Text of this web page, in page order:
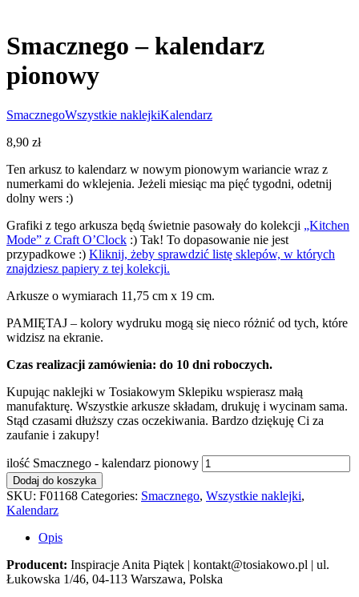
Smacznego – kalendarz
pionowy
SmacznegoWszystkie naklejkiKalendarz
8,90 zł
Ten arkusz to kalendarz w nowym pionowym wariancie wraz z
numerkami do wklejenia. Jeżeli miesiąc ma pięć tygodni, odetnij
dolny wers :)
Grafiki z tego arkusza będą świetnie pasowały do kolekcji „Kitchen
Mode” z Craft O’Clock :) Tak! To dopasowanie nie jest
przypadkowe :) Kliknij, żeby sprawdzić listę sklepów, w których
znajdziesz papiery z tej kolekcji.
Arkusze o wymiarach 11,75 cm x 19 cm.
PAMIĘTAJ – kolory wydruku mogą się nieco różnić od tych, które
widzisz na ekranie.
Czas realizacji zamówienia: do 10 dni roboczych.
Kupując naklejki w Tosiakowym Sklepiku wspierasz małą
manufakturę. Wszystkie arkusze składam, drukuję i wycinam sama.
Stąd czasami dłuższy czas oczekiwania. Bardzo dziękuję Ci za
zaufanie i zakupy!
ilość Smacznego - kalendarz pionowy
Dodaj do koszyka
SKU: F01168 Categories: Smacznego, Wszystkie naklejki,
Kalendarz
Opis
Producent: Inspiracje Anita Piątek | kontakt@tosiakowo.pl | ul.
Łukowska 1/46, 04-113 Warszawa, Polska